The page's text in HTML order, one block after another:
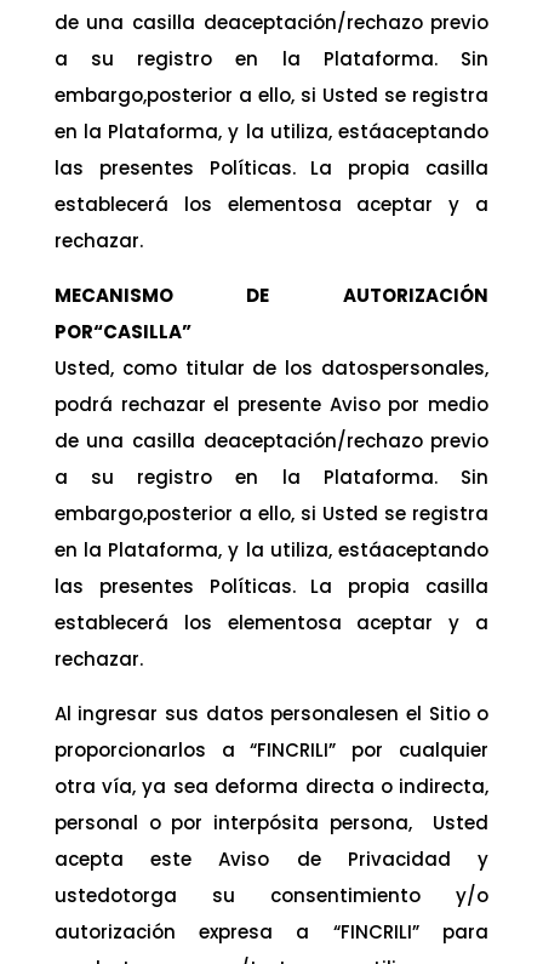
de una casilla deaceptación/rechazo previo
a su registro en la Plataforma. Sin
embargo,posterior a ello, si Usted se registra
en la Plataforma, y la utiliza, estáaceptando
las presentes Políticas. La propia casilla
establecerá los elementosa aceptar y a
rechazar.
MECANISMO DE AUTORIZACIÓN
POR“CASILLA”
Usted, como titular de los datospersonales,
podrá rechazar el presente Aviso por medio
de una casilla deaceptación/rechazo previo
a su registro en la Plataforma. Sin
embargo,posterior a ello, si Usted se registra
en la Plataforma, y la utiliza, estáaceptando
las presentes Políticas. La propia casilla
establecerá los elementosa aceptar y a
rechazar.
Al ingresar sus datos personalesen el Sitio o
proporcionarlos a “FINCRILI” por cualquier
otra vía, ya sea deforma directa o indirecta,
personal o por interpósita persona, Usted
acepta este Aviso de Privacidad y
ustedotorga su consentimiento y/o
autorización expresa a “FINCRILI” para